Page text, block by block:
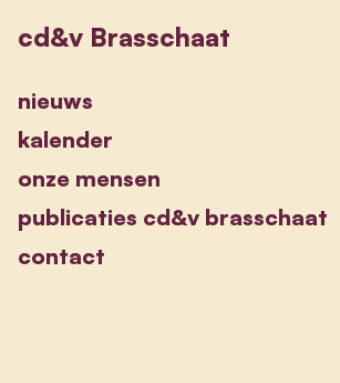
cd&v Brasschaat
nieuws
kalender
onze mensen
publicaties cd&v brasschaat
contact